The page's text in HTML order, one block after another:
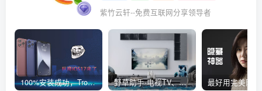
紫竹云轩--免费互联网分享领导者
100%安装成功，TrollStore巨魔商店ios17来了，这些系统马上起飞了 野草助手-电视TV、安卓必装的一款软件，超级好用